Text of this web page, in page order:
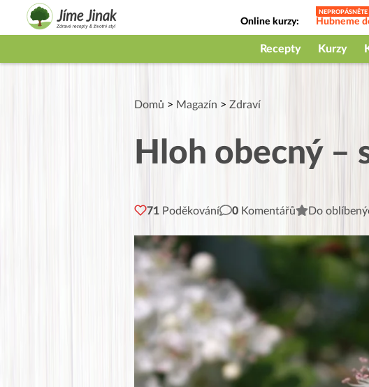
Online kurzy: Hubneme
Jak na babičky
Recepty Kurzy
Domů > Magazín > Zdraví
Hloh obecný –
71 Poděkování 0 Komentářů Do